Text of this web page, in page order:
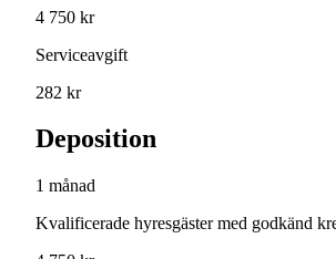
4 750 kr
Serviceavgift
282 kr
Deposition
1 månad
Kvalificerade hyresgäster med godkänd